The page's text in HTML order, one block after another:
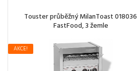
Touster průběžný MilanToast 018036
FastFood, 3 žemle
AKCE!